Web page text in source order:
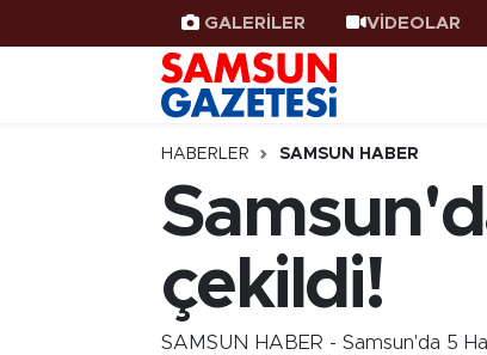
GALERİLER VİDEOLAR
HABERLER SAMSUN HABER
çekildi!
SAMSUN HABER - Samsun'da 5
Samsun Haber
Samsunspor
Samsun Rehberi
Resmi İlanlar
Samsun Nöbetçi Eczaneler
Samsun Hava Durumu
SAMSUN Namaz Vakitleri
Samsun Trafik Yoğunluk Haritası
Süper Lig Puan Durumu ve Fikstür